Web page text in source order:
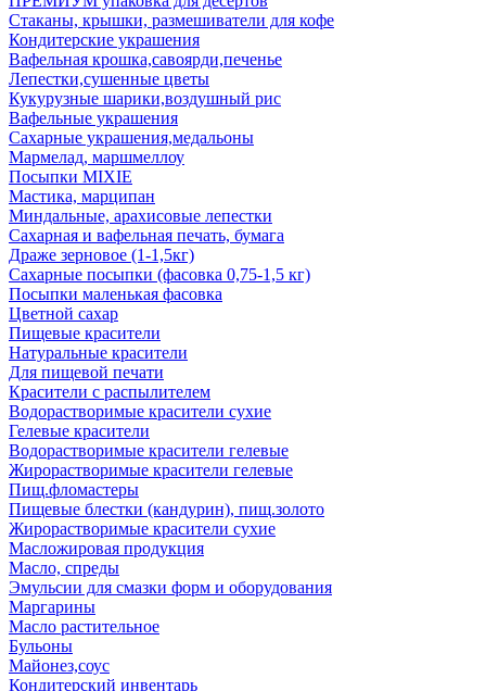
Стаканы, крышки, размешиватели для кофе
Кондитерские украшения
Вафельная крошка,савоярди,печенье
Лепестки,сушенные цветы
Кукурузные шарики,воздушный рис
Вафельные украшения
Сахарные украшения,медальоны
Мармелад, маршмеллоу
Посыпки MIXIE
Мастика, марципан
Миндальные, арахисовые лепестки
Сахарная и вафельная печать, бумага
Драже зерновое (1-1,5кг)
Сахарные посыпки (фасовка 0,75-1,5 кг)
Посыпки маленькая фасовка
Цветной сахар
Пищевые красители
Натуральные красители
Для пищевой печати
Красители с распылителем
Водорастворимые красители сухие
Гелевые красители
Водорастворимые красители гелевые
Жирорастворимые красители гелевые
Пищ.фломастеры
Пищевые блестки (кандурин), пищ.золото
Жирорастворимые красители сухие
Масложировая продукция
Масло, спреды
Эмульсии для смазки форм и оборудования
Маргарины
Масло растительное
Бульоны
Майонез,соус
Кондитерский инвентарь